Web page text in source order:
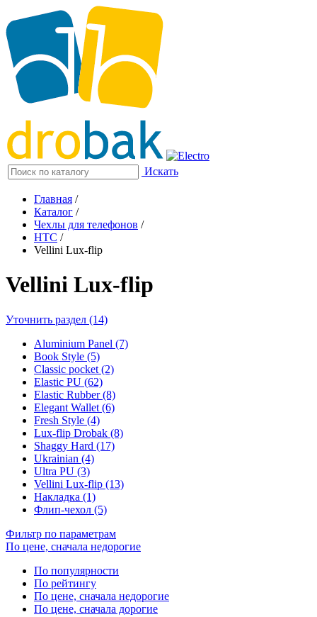
Искать
Главная /
Каталог /
Чехлы для телефонов /
HTC /
Vellini Lux-flip
Vellini Lux-flip
Уточнить раздел (14)
Aluminium Panel (7)
Book Style (5)
Classic pocket (2)
Elastic PU (62)
Elastic Rubber (8)
Elegant Wallet (6)
Fresh Style (4)
Lux-flip Drobak (8)
Shaggy Hard (17)
Ukrainian (4)
Ultra PU (3)
Vellini Lux-flip (13)
Накладка (1)
Флип-чехол (5)
Фильтр по параметрам
По цене, сначала недорогие
По популярности
По рейтингу
По цене, сначала недорогие
По цене, сначала дорогие